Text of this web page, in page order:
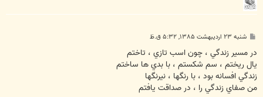
پ
ت
شنبه ۲۳ اردیبهشت ۱۳۸۵, ۵:۳۲ ق.ظ
در مسير زندگي ، چون اسب تازي ، تاختم
يال ريختم ، سم شكستم ، با بدي ها ساختم
زندگي افسانه بود ، با رنگها ، نيرنگها
من صفاي زندگي را ، در صداقت يافتم